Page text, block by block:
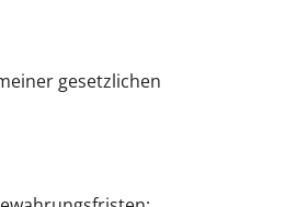
gesetzlichen